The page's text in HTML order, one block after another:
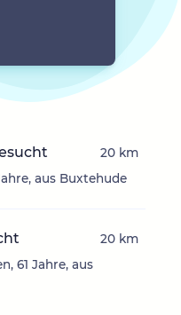
aus Buxtehude
20 km
61 Jahre, aus
20 km